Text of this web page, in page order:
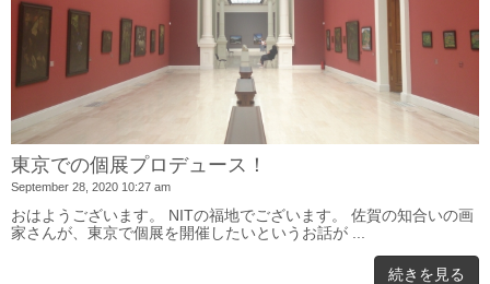
東京での個展プロデュース！
September 28, 2020 10:27 am
おはようございます。 NITの福地でございます。 佐賀の知合いの画
家さんが、東京で個展を開催したいというお話が ...
続きを見る